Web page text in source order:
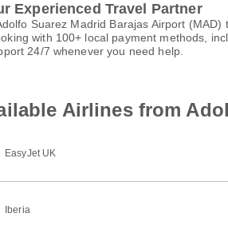
Experienced Travel Partner
Suarez Madrid Barajas Airport
with 100+ local payment methods,
24/7 whenever you need help.
Airlines from
EasyJet UK
Iberia